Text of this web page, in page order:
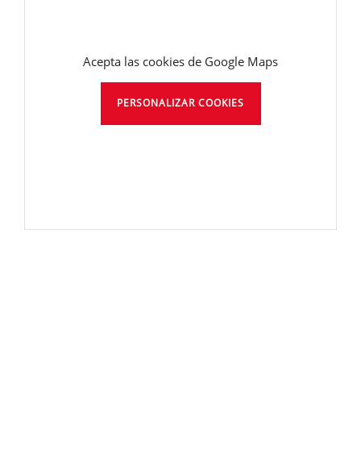
Acepta las cookies de Google Maps
PERSONALIZAR COOKIES